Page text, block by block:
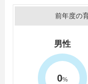
前年度の
男性
0%